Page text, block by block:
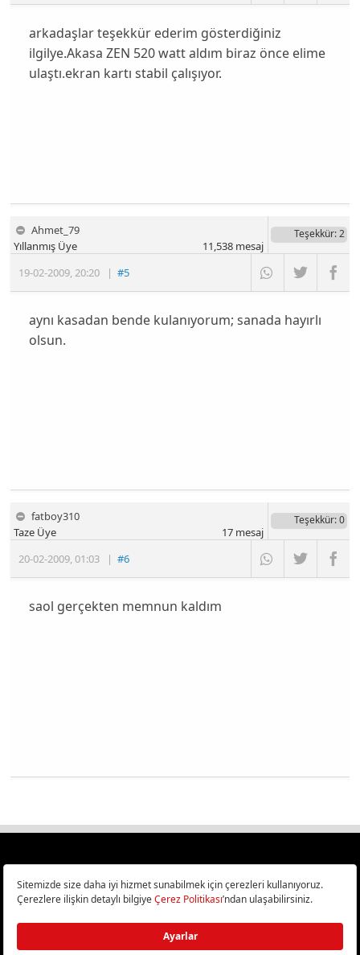
arkadaşlar teşekkür ederim gösterdiğiniz
ilgilye.Akasa ZEN 520 watt aldım biraz önce elime
ulaştı.ekran kartı stabil çalışıyor.
Ahmet_79
19-02-2009,20:20 |#5
Yıllanmış Üye
Teşekkür: 2
11,538mesaj
aynı kasadan bende kulanıyorum; sanada hayırlı
olsun.
fatboy310
20-02-2009,01:03 |#6
Taze Üye
Teşekkür: 0
17mesaj
saol gerçekten memnun kaldım
Türkiye
Bilişim ve Teknoloji Haberleri CHIP Online’da!